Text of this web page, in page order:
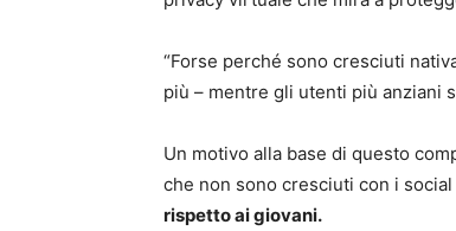
“Forse perché sono cresciuti
più – mentre gli utenti più anziani
Un motivo alla base di questo
che non sono cresciuti con i
rispetto ai giovani.